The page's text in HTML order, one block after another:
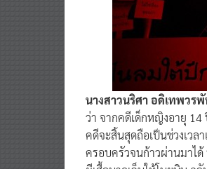
นางสาวนริศา อดิเทพว
ว่า จากคดีเด็กหญิงอายุ 14
คดีจะสิ้นสุดถือเป็นช่วงเวล
ครอบครัวจนก้าวผ่านมาได้
ผีเสื้อบาดเจ็บให้โบยบิน ก